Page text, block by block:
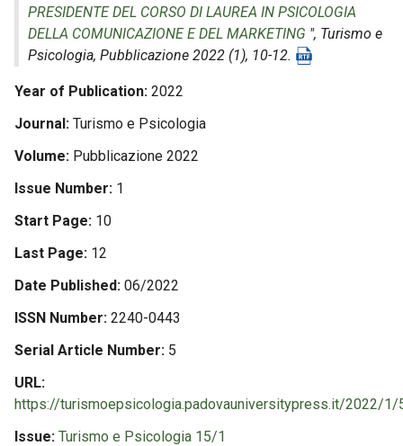
PRESIDENTE DEL CORSO DI LAUREA IN PSICOLOGIA
DELLA COMUNICAZIONE E DEL MARKETING ", Turismo e
Psicologia, Pubblicazione 2022 (1), 10-12.
Year of Publication 2022
Journal Turismo e Psicologia
Volume Pubblicazione 2022
Issue Number 1
Start Page 10
Last Page 12
Date Published 06/2022
ISSN Number 2240-0443
Serial Article Number 5
URL
https://turismoepsicologia.padovauniversitypress.it/2022/1/
Issue Turismo e Psicologia 15/1